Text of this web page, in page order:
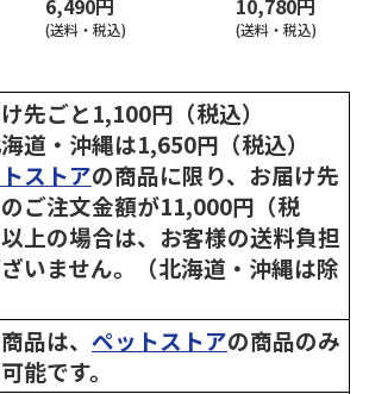
6,490円
(送料・税込)
10,780円
(送料・税込)
先ごと1,100円（税込）
道・沖縄は1,650円（税込）
ストアの商品に限り、お届け先
ご注文金額が11,000円（税
上の場合は、お客様の送料負担
いません。（北海道・沖縄は除
品は、 ペットストアの商品のみ
能です。